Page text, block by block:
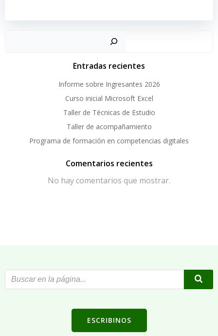
Buscar
Entradas recientes
Informe sobre Ingresantes 2026
Curso inicial Microsoft Excel
Taller de Técnicas de Estudio
Taller de acompañamiento
Programa de formación en competencias digitales
Comentarios recientes
No hay comentarios que mostrar.
ESCRIBINOS